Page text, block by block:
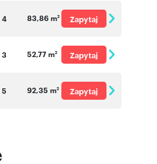
4 83,86 m2
Zapytaj
3 52,77 m2
Zapytaj
5 92,35 m2
Zapytaj